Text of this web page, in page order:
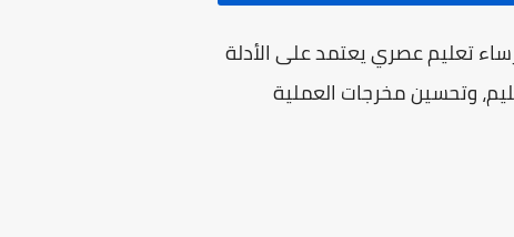
تعليم عصري يعتمد على الأدلة
وتحسين مخرجات العملية